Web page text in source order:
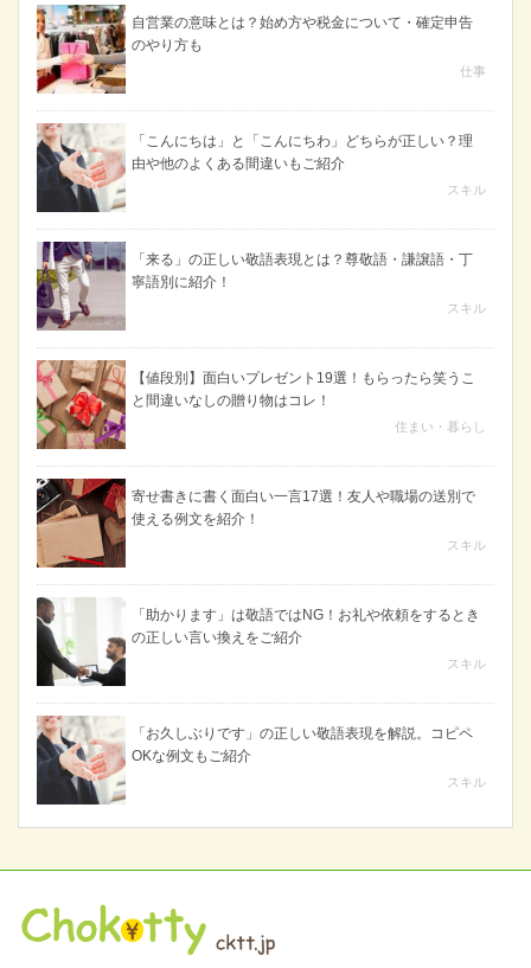
自営業の意味とは？始め方や税金について・確定申告
のやり方も
仕事
「こんにちは」と「こんにちわ」どちらが正しい？理
由や他のよくある間違いもご紹介
スキル
「来る」の正しい敬語表現とは？尊敬語・謙譲語・丁
寧語別に紹介！
スキル
【値段別】面白いプレゼント19選！もらったら笑うこ
と間違いなしの贈り物はコレ！
住まい・暮らし
寄せ書きに書く面白い一言17選！友人や職場の送別で
使える例文を紹介！
スキル
「助かります」は敬語ではNG！お礼や依頼をするとき
の正しい言い換えをご紹介
スキル
「お久しぶりです」の正しい敬語表現を解説。コピペ
OKな例文もご紹介
スキル